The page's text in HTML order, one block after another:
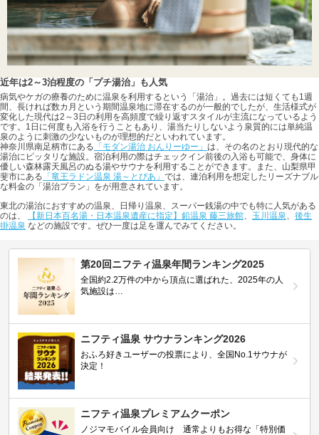
近年は2～3泊程度の「プチ湯治」も人気
病気やケガの療養のために温泉を利用するという「湯治」。過去には短くても1週
間、長ければ数カ月という期間温泉地に滞在するのが一般的でしたが、生活様式が
変化した現代は2～3日の利用を高頻度で繰り返すスタイルが主流になっているよう
です。1日に何度も入浴を行うこともあり、湯当たりしないよう泉質的には単純温
泉のように刺激の少ないものが理想的だといわれています。
神奈川県南足柄市にある 「モダン湯治 おんりーゆー」 は、その名のとおり現代的な
湯治にピッタリな施設。宿泊利用の際はチェックイン前後の入浴も可能で、身体に
優しい森林露天風呂のぬる湯やサウナを利用することができます。また、山梨県甲
斐市にある 「竜王ラドン温泉 湯～とぴあ」 では、連泊利用を想定したリーズナブル
な料金の「湯治プラン」をが用意されています。
東北の湯治におすすめの温泉、日帰り温泉、スーパー銭湯の中でも特に人気がある
のは、
【新日本百名湯・日本温泉遺産に指定】鉛温泉 藤三旅館、 玉川温泉、 後生
掛温泉 などの施設です。ぜひ一度は足を運んでみてください。
第20回ニフティ温泉年間ランキング2025
全国約2.2万件の中から頂点に選ばれた、2025年の人
気施設は…
ニフティ温泉 サウナランキング2026
おふろ好きユーザーの投票により、全国No.1サウナが
決定！
ニフティ温泉プレミアムクーポン
ノジマモバイル会員向け 通常よりもお得な「特別価